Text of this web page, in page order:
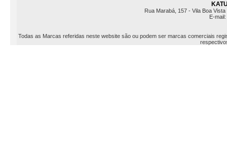
Rua Marabá, 157 - Vila Boa
E-mail:
Todas as Marcas referidas neste website são ou podem ser marcas comerciais